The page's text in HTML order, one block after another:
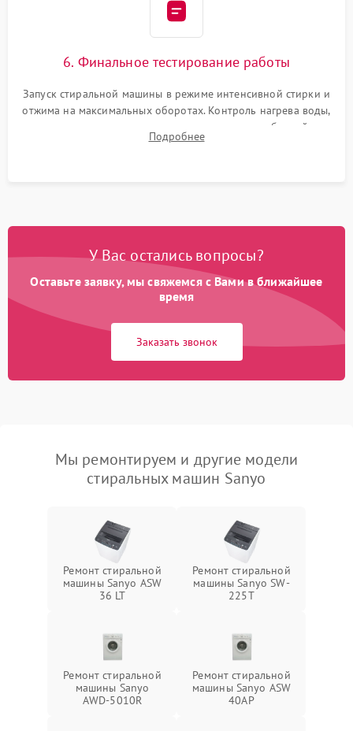
6. Финальное тестирование работы
Запуск стиральной машины в режиме интенсивной стирки и
отжима на максимальных оборотах. Контроль нагрева воды,
корректности слива, отсутствия излишних вибраций,
посторонних стуков и протечек под корпусом.
Подробнее
У Вас остались вопросы?
Оставьте заявку, мы свяжемся с Вами в ближайшее
время
Заказать звонок
Мы ремонтируем и другие модели
стиральных машин Sanyo
Ремонт стиральной
машины Sanyo ASW
36 LT
Ремонт стиральной
машины Sanyo SW-
225T
Ремонт стиральной
машины Sanyo
AWD-5010R
Ремонт стиральной
машины Sanyo ASW
40AP